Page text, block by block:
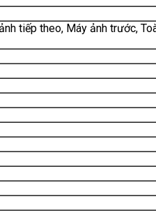
tiếp theo, Máy ảnh trước,